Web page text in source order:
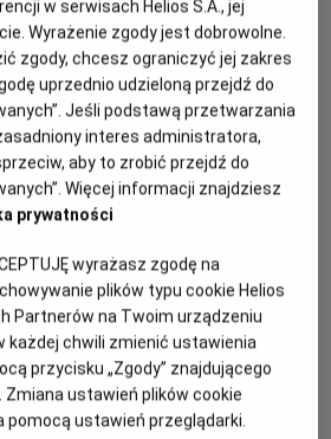
SCENARIUSZ
James Wan, Akela Cooper,
Gerard Johnstone
Clement, Violet McGraw
WIĘCEJ SZCZEGÓŁÓW
SEANSÓW
Alfa
Biała
Jurowiecka
-
Helios
w serwisach Helios S.A., jej
Wyrażenie zgody jest dobrowolne.
zgody, chcesz ograniczyć jej zakres
uprzednio udzieloną przejdź do
Jeśli podstawą przetwarzania
interes administratora,
aby to zrobić przejdź do
Więcej informacji znajdziesz
prywatności
wyrażasz zgodę na
plików typu cookie Helios
Partnerów na Twoim urządzeniu
każdej chwili zmienić ustawienia
przycisku „Zgody” znajdującego
ustawień plików cookie
ustawień przeglądarki.